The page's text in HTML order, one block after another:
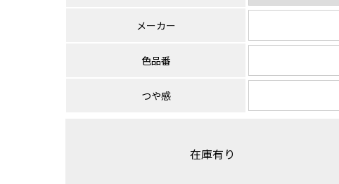
メーカー
色品番
つや感
在庫有り